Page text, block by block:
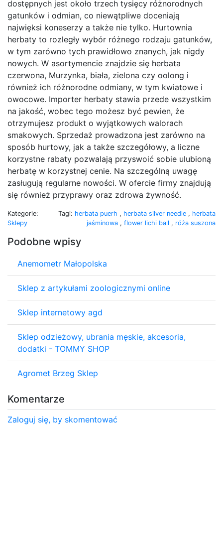
dostępnych jest około trzech tysięcy różnorodnych
gatunków i odmian, co niewątpliwe doceniają
najwięksi koneserzy a także nie tylko. Hurtownia
herbaty to rozległy wybór różnego rodzaju gatunków,
w tym zarówno tych prawidłowo znanych, jak nigdy
nowych. W asortymencie znajdzie się herbata
czerwona, Murzynka, biała, zielona czy oolong i
również ich różnorodne odmiany, w tym kwiatowe i
owocowe. Importer herbaty stawia przede wszystkim
na jakość, wobec tego możesz być pewien, że
otrzymujesz produkt o wyjątkowych walorach
smakowych. Sprzedaż prowadzona jest zarówno na
sposób hurtowy, jak a także szczegółowy, a liczne
korzystne rabaty pozwalają przyswoić sobie ulubioną
herbatę w korzystnej cenie. Na szczególną uwagę
zasługują regularne nowości. W ofercie firmy znajdują
się również przyprawy oraz zdrowa żywność.
Kategorie:
Sklepy
Tagi: herbata puerh , herbata silver needle , herbata
jaśminowa , flower lichi ball , róża suszona
Podobne wpisy
Anemometr Małopolska
Sklep z artykułami zoologicznymi online
Sklep internetowy agd
Sklep odzieżowy, ubrania męskie, akcesoria,
dodatki - TOMMY SHOP
Agromet Brzeg Sklep
Komentarze
Zaloguj się, by skomentować